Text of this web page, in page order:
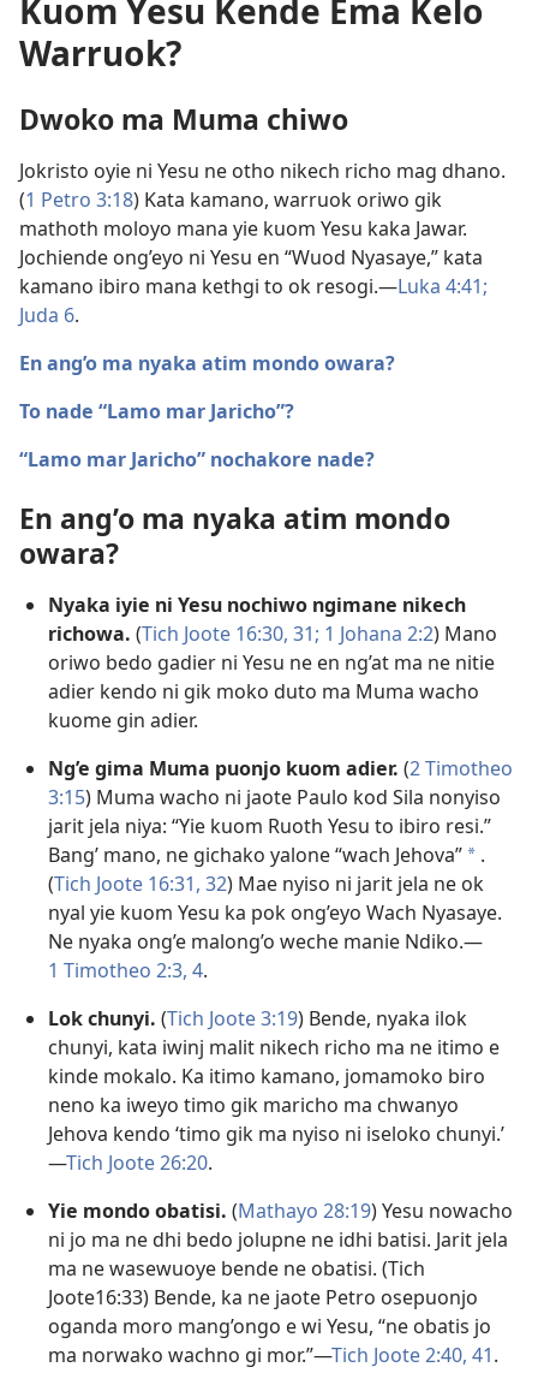
Kuom Yesu Kende Ema Kelo
Warruok?
Dwoko ma Muma chiwo
Jokristo oyie ni Yesu ne otho nikech richo mag dhano.
(1 Petro 3:18) Kata kamano, warruok oriwo gik
mathoth moloyo mana yie kuom Yesu kaka Jawar.
Jochiende ong’eyo ni Yesu en “Wuod Nyasaye,” kata
kamano ibiro mana kethgi to ok resogi.​—Luka 4:41;
Juda 6.
En ang’o ma nyaka atim mondo owara?
To nade “Lamo mar Jaricho”?
“Lamo mar Jaricho” nochakore nade?
En ang’o ma nyaka atim mondo
owara?
Nyaka iyie ni Yesu nochiwo ngimane nikech
richowa. (Tich Joote 16:30, 31; 1 Johana 2:2) Mano
oriwo bedo gadier ni Yesu ne en ng’at ma ne nitie
adier kendo ni gik moko duto ma Muma wacho
kuome gin adier.
Ng’e gima Muma puonjo kuom adier. (2 Timotheo
3:15) Muma wacho ni jaote Paulo kod Sila nonyiso
jarit jela niya: “Yie kuom Ruoth Yesu to ibiro resi.”
Bang’ mano, ne gichako yalone “wach Jehova” a .
(Tich Joote 16:31, 32) Mae nyiso ni jarit jela ne ok
nyal yie kuom Yesu ka pok ong’eyo Wach Nyasaye.
Ne nyaka ong’e malong’o weche manie Ndiko.​—
1 Timotheo 2:3, 4.
Lok chunyi. (Tich Joote 3:19) Bende, nyaka ilok
chunyi, kata iwinj malit nikech richo ma ne itimo e
kinde mokalo. Ka itimo kamano, jomamoko biro
neno ka iweyo timo gik maricho ma chwanyo
Jehova kendo ‘timo gik ma nyiso ni iseloko chunyi.’​
—Tich Joote 26:20.
Yie mondo obatisi. (Mathayo 28:19) Yesu nowacho
ni jo ma ne dhi bedo jolupne ne idhi batisi. Jarit jela
ma ne wasewuoye bende ne obatisi. (Tich
Joote16:33) Bende, ka ne jaote Petro osepuonjo
oganda moro mang’ongo e wi Yesu, “ne obatis jo
ma norwako wachno gi mor.”​—Tich Joote 2:40, 41.